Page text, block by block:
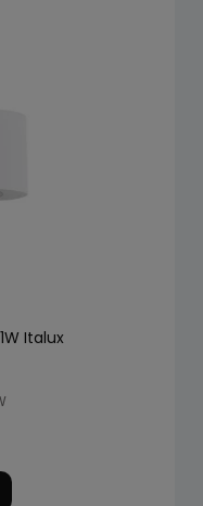
Italux